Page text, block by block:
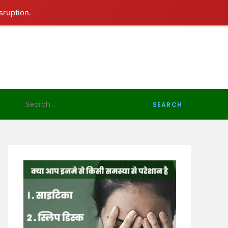
for: